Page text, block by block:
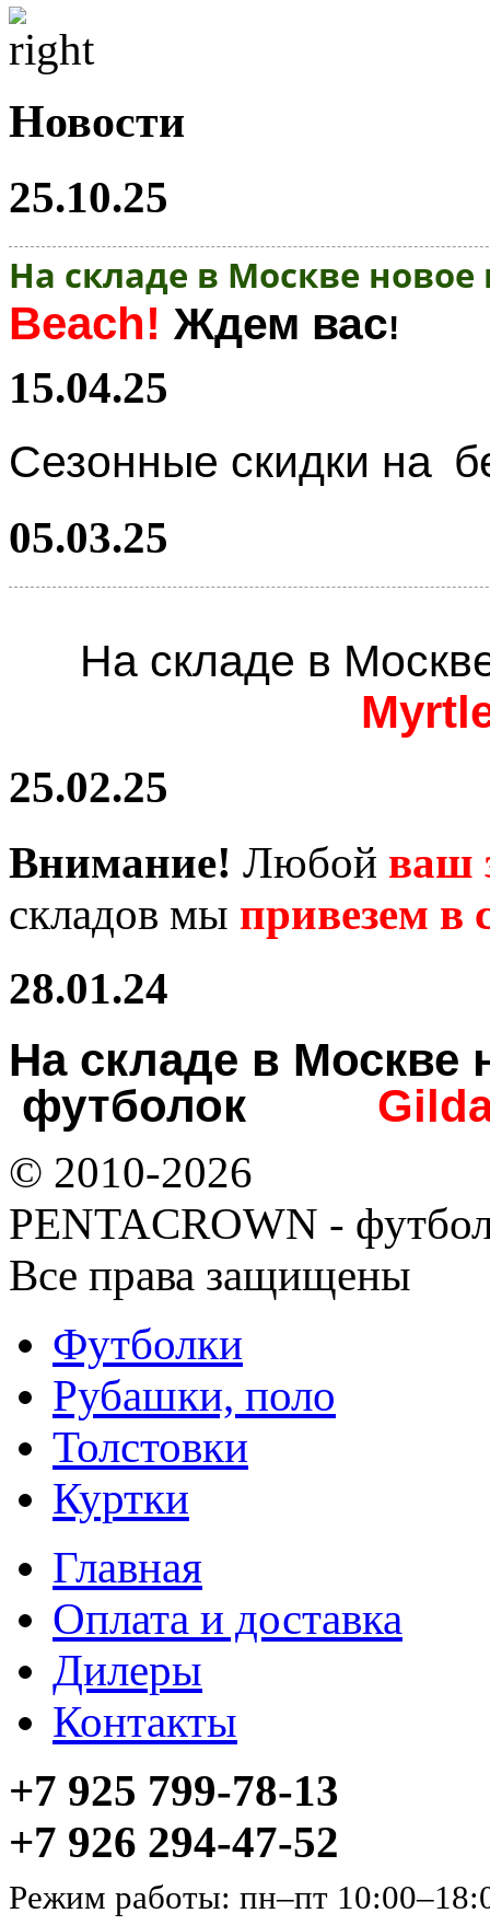
Новости
25.10.25
На складе в Москве
Beach! Ждем вас!
15.04.25
Сезонные скидки на
05.03.25
На складе в
25.02.25
Внимание! Любой ваш
складов мы привезем в
28.01.24
На складе в
футболок
© 2010-2026
PENTACROWN -
Все права защищены
Футболки
Рубашки, поло
Толстовки
Куртки
Главная
Оплата и доставка
Дилеры
Контакты
+7 925 799-78-13
+7 926 294-47-52
Режим работы: пн–пт